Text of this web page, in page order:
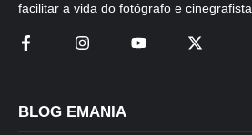
facilitar a vida do fotógrafo e cinegrafista.
BLOG EMANIA